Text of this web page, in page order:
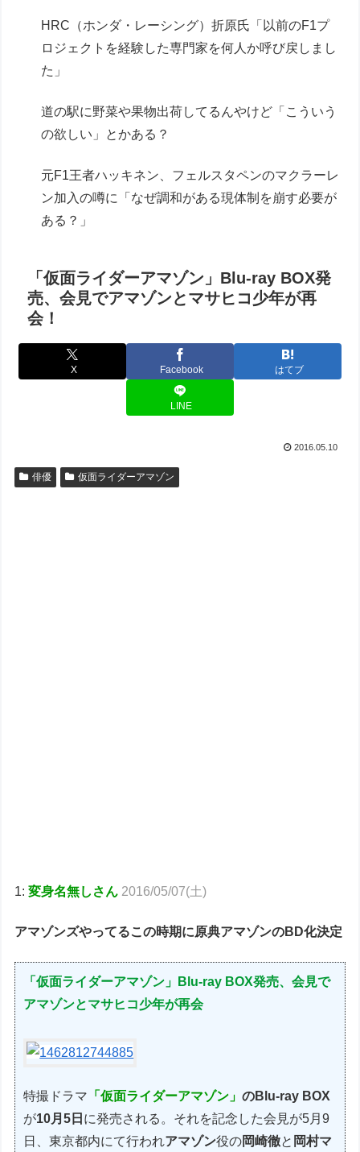
HRC（ホンダ・レーシング）折原氏「以前のF1プ
ロジェクトを経験した専門家を何人か呼び戻しまし
た」
道の駅に野菜や果物出荷してるんやけど「こういう
の欲しい」とかある？
元F1王者ハッキネン、フェルスタペンのマクラーレ
ン加入の噂に「なぜ調和がある現体制を崩す必要が
ある？」
「仮面ライダーアマゾン」Blu-ray BOX発
売、会見でアマゾンとマサヒコ少年が再
会！
X Facebook はてブ
LINE
2016.05.10
俳優 仮面ライダーアマゾン
1:変身名無しさん 2016/05/07(土)
アマゾンズやってるこの時期に原典アマゾンのBD化決定
「仮面ライダーアマゾン」Blu-ray BOX発売、会見で
アマゾンとマサヒコ少年が再会
特撮ドラマ 「仮面ライダーアマゾン」のBlu-ray BOX
が10月5日 に発売される。それを記念した会見が5月9
日、東京都内にて行われアマゾン役の岡崎徹と 岡村マ